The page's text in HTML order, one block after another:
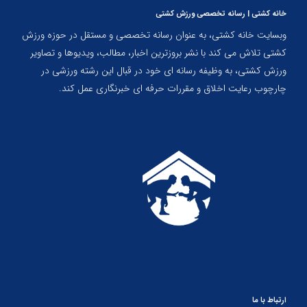
خانه کشتی | رسانه تخصصی ورزش کشتی
وبسایت خانه کشتی، به عنوان رسانه تخصصی و مستقل در حوزه ورزش
کشتی تلاش می کند با نشر بروزترین اخبار، مطالب، ویدیوها و تصاویر
ورزش کشتی، به وظیفه رسانه ای خود در قبال این رشته ورزشی در
چارچوب رعایت اخلاق و مقررات حرفه ای خبرنگاری عمل کند.
ارتباط با ما